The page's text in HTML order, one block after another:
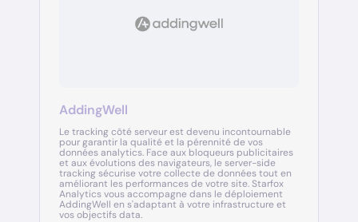
AddingWell
Le tracking côté serveur est devenu incontournable
pour garantir la qualité et la pérennité de vos
données analytics. Face aux bloqueurs publicitaires
et aux évolutions des navigateurs, le server-side
tracking sécurise votre collecte de données tout en
améliorant les performances de votre site. Starfox
Analytics vous accompagne dans le déploiement
AddingWell en s'adaptant à votre infrastructure et
vos objectifs data.